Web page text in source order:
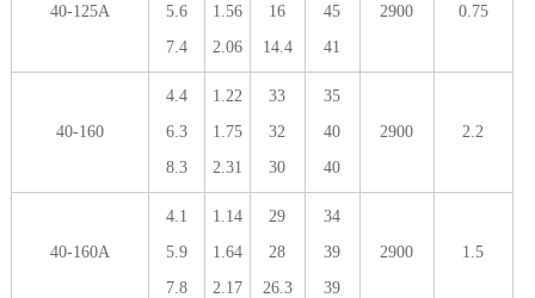
40-125A
5.6
7.4
1.56
2.06
16
14.4
45
41
2900 0.75
40-160
4.4
6.3
8.3
1.22
1.75
2.31
33
32
30
35
40
40
2900 2.2
40-160A
4.1
5.9
7.8
1.14
1.64
2.17
29
28
26.3
34
39
39
2900 1.5